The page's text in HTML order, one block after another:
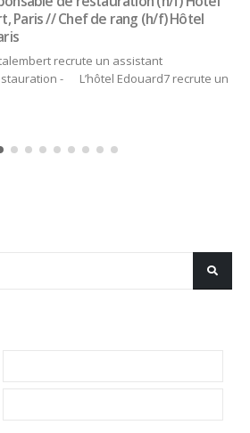
Paris // Chef de rang (h/f) Hôtel
recrute un assistant
- L’hôtel Edouard7 recrute un